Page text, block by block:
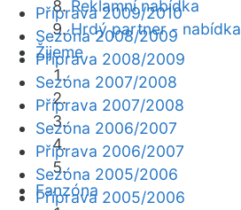
Reklamní nabídka
Hrdý partner - nabídka
Žijeme
Fanzóna
Příprava 2009/2010
Sezóna 2008/2009
Příprava 2008/2009
Sezóna 2007/2008
Příprava 2007/2008
Sezóna 2006/2007
Příprava 2006/2007
Sezóna 2005/2006
Příprava 2005/2006